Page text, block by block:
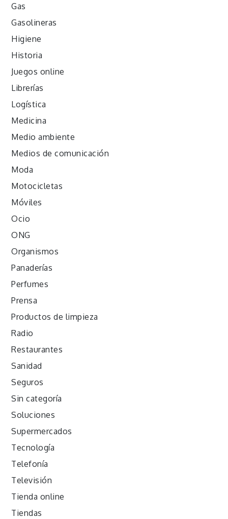
Gas
Gasolineras
Higiene
Historia
Juegos online
Librerías
Logística
Medicina
Medio ambiente
Medios de comunicación
Moda
Motocicletas
Móviles
Ocio
ONG
Organismos
Panaderías
Perfumes
Prensa
Productos de limpieza
Radio
Restaurantes
Sanidad
Seguros
Sin categoría
Soluciones
Supermercados
Tecnología
Telefonía
Televisión
Tienda online
Tiendas